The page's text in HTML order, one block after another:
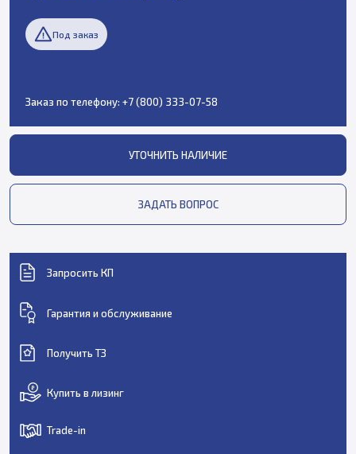
Под заказ
Заказ по телефону: +7 (800) 333-07-58
УТОЧНИТЬ НАЛИЧИЕ
ЗАДАТЬ ВОПРОС
Запросить КП
Гарантия и обслуживание
Получить ТЗ
Купить в лизинг
Trade-in